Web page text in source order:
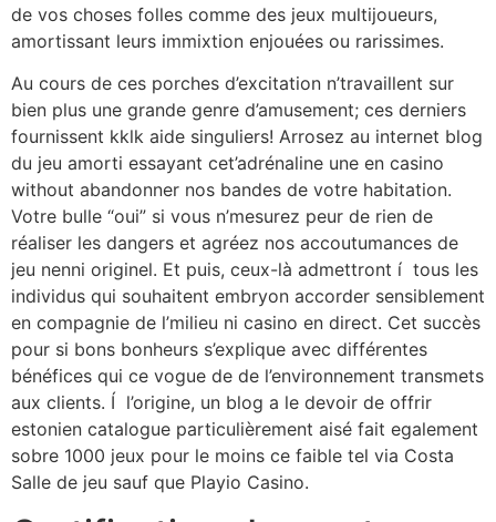
de vos choses folles comme des jeux multijoueurs,
amortissant leurs immixtion enjouées ou rarissimes.
Au cours de ces porches d’excitation n’travaillent sur
bien plus une grande genre d’amusement; ces derniers
fournissent kklk aide singuliers! Arrosez au internet blog
du jeu amorti essayant cet’adrénaline une en casino
without abandonner nos bandes de votre habitation.
Votre bulle “oui” si vous n’mesurez peur de rien de
réaliser les dangers et agréez nos accoutumances de
jeu nenni originel. Et puis, ceux-là admettront í tous les
individus qui souhaitent embryon accorder sensiblement
en compagnie de l’milieu ni casino en direct. Cet succès
pour si bons bonheurs s’explique avec différentes
bénéfices qui ce vogue de de l’environnement transmets
aux clients. Í l’origine, un blog a le devoir de offrir
estonien catalogue particulièrement aisé fait egalement
sobre 1000 jeux pour le moins ce faible tel via Costa
Salle de jeu sauf que Playio Casino.